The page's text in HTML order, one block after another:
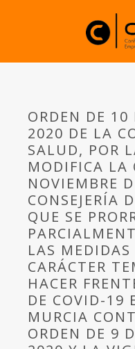
ORDEN DE 10
2020 DE LA
SALUD, POR
MODIFICA LA
NOVIEMBRE
CONSEJERÍA
QUE SE
LAS MEDIDAS
CARÁCTER
HACER
DE COVID-19
MURCIA
ORDEN DE 9